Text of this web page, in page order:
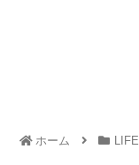
ホーム LIFE